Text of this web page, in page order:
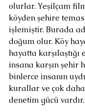
olurlar. Yeşilçam
köyden şehire
işlemiştir. Burada
doğum olur. Köy
hayatta karşılaştığı
insana karşın şehir
binlerce insanın
kurallar ve çok
denetim gücü vardır.